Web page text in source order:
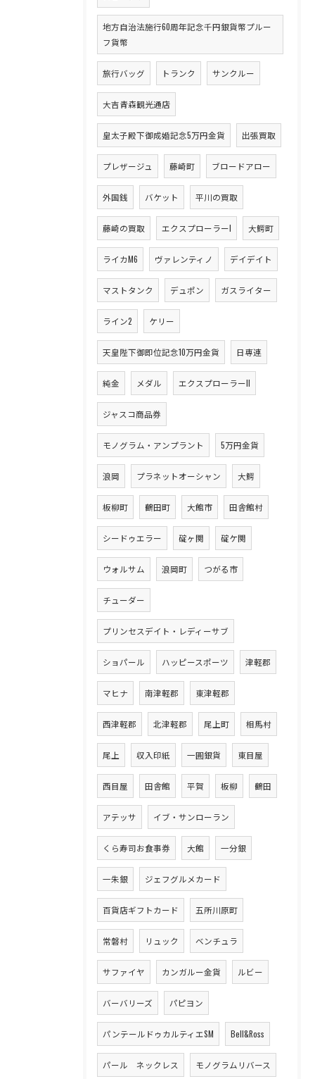
地方自治法施行60周年記念千円銀貨幣プルー
フ貨幣
旅行バッグ トランク サンクルー
大吉青森観光通店
皇太子殿下御成婚記念5万円金貨 出張買取
プレザージュ 藤崎町 ブロードアロー
外国銭 バケット 平川の買取
藤崎の買取 エクスプローラーI 大鰐町
ライカM6 ヴァレンティノ デイデイト
マストタンク デュポン ガスライター
ライン2 ケリー
天皇陛下御即位記念10万円金貨 日専連
純金 メダル エクスプローラーII
ジャスコ商品券
モノグラム・アンプラント 5万円金貨
浪岡 プラネットオーシャン 大鰐
板柳町 鶴田町 大館市 田舎館村
シードゥエラー 碇ヶ関 碇ケ関
ウォルサム 浪岡町 つがる市
チューダー
プリンセスデイト・レディーサブ
ショパール ハッピースポーツ 津軽郡
マヒナ 南津軽郡 東津軽郡
西津軽郡 北津軽郡 尾上町 相馬村
尾上 収入印紙 一圓銀貨 東目屋
西目屋 田舎館 平賀 板柳 鶴田
アテッサ イブ・サンローラン
くら寿司お食事券 大館 一分銀
一朱銀 ジェフグルメカード
百貨店ギフトカード 五所川原町
常磐村 リュック ベンチュラ
サファイヤ カンガルー金貨 ルビー
バーバリーズ パピヨン
パンテールドゥカルティエSM Bell&Ross
パール ネックレス モノグラムリバース